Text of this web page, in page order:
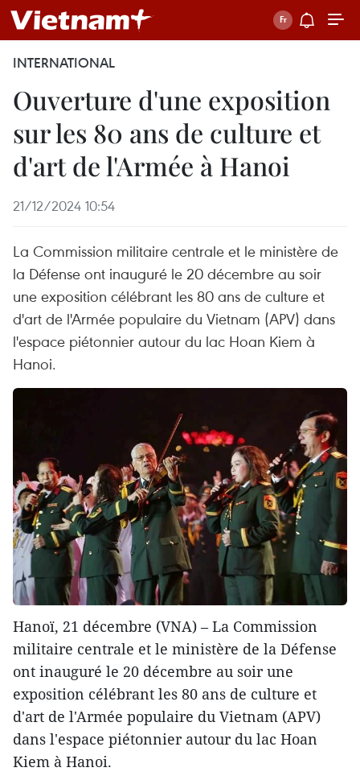
INTERNATIONAL
Ouverture d'une exposition
sur les 80 ans de culture et
d'art de l'Armée à Hanoi
21/12/2024 10:54
La Commission militaire centrale et le ministère de
la Défense ont inauguré le 20 décembre au soir
une exposition célébrant les 80 ans de culture et
d'art de l'Armée populaire du Vietnam (APV) dans
l'espace piétonnier autour du lac Hoan Kiem à
Hanoi.
Hanoï, 21 décembre (VNA) – La Commission
militaire centrale et le ministère de la Défense
ont inauguré le 20 décembre au soir une
exposition célébrant les 80 ans de culture et
d'art de l'Armée populaire du Vietnam (APV)
dans l'espace piétonnier autour du lac Hoan
Kiem à Hanoi.